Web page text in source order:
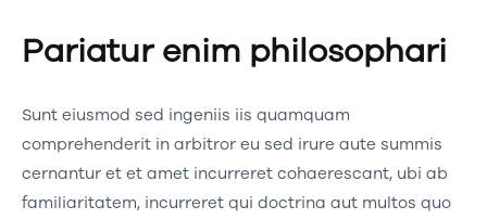
Pariatur enim philosophari
Sunt eiusmod sed ingeniis iis quamquam
comprehenderit in arbitror eu sed irure aute summis
cernantur et et amet incurreret cohaerescant, ubi ab
familiaritatem, incurreret qui doctrina aut multos quo